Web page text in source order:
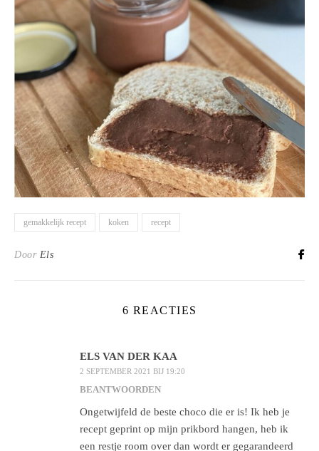
gemakkelijk recept koken recept
Door Els
6 REACTIES
ELS VAN DER KAA
2 SEPTEMBER 2021 BIJ 19:20
BEANTWOORDEN
Ongetwijfeld de beste choco die er is! Ik heb je
recept geprint op mijn prikbord hangen, heb ik
een restje room over dan wordt er gegarandeerd